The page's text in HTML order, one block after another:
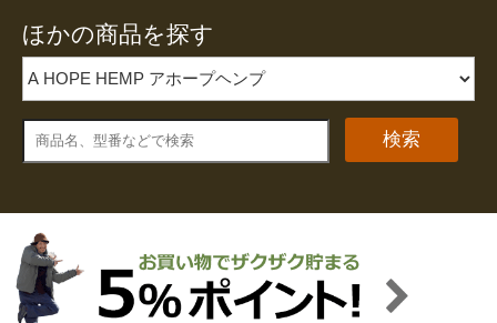
ほかの商品を探す
検索